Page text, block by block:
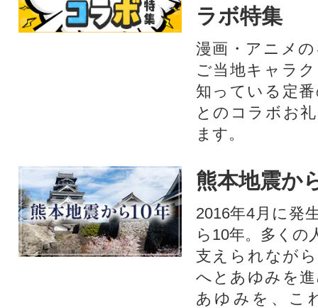
ラボ特集
漫画・アニメ
ご当地キャラ
知っている定
とのコラボお
ます。​
熊本地震か
2016年4月に発
ら10年。多くの
支えられなが
へとあゆみを
あゆみを、こ